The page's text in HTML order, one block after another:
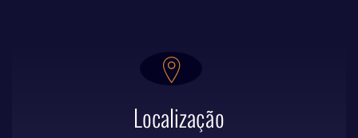
Localização